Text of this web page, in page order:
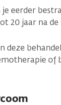
eerder
20 jaar na
deze
of